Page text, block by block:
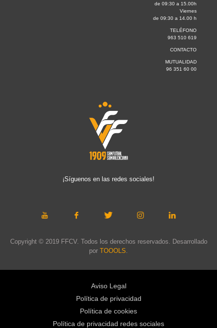
de 09:30 a 15.00h
Viernes
de 09:30 a 14.00 h
TELÉFONO
963 510 619
CONTACTO
MUTUALIDAD
96 351 60 00
¡Síguenos en las redes sociales!
Copyright © 2019 FFCV. Todos los derechos reservados. Desarrollado
por TOOOLS.
Aviso Legal
Política de privacidad
Política de cookies
Política de privacidad redes sociales